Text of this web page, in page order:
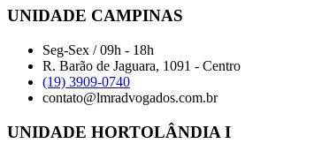
UNIDADE CAMPINAS
Seg-Sex / 09h - 18h
R. Barão de Jaguara, 1091 - Centro
(19) 3909-0740
contato@lmradvogados.com.br
UNIDADE HORTOLÂNDIA I